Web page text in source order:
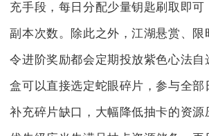
充手段，每日分配少量钥匙刷取即可
副本次数。除此之外，江湖悬赏、限
令进阶奖励都会定期投放紫色心法自
盒可以直接选定蛇眼碎片，参与全部
补充碎片缺口，大幅降低抽卡的资源